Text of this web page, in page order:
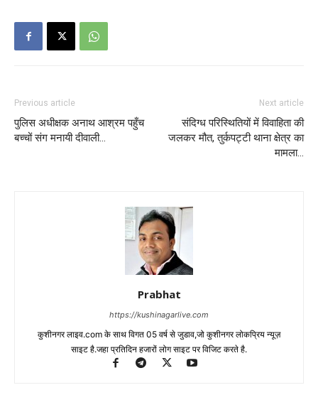
Previous article
पुलिस अधीक्षक अनाथ आश्रम पहुँच
बच्चों संग मनायी दीवाली…
Next article
संदिग्ध परिस्थितियों में विवाहिता की
जलकर मौत, तुर्कपट्टी थाना क्षेत्र का
मामला…
Prabhat
https://kushinagarlive.com
कुशीनगर लाइव.com के साथ विगत 05 वर्ष से जुडाव,जो कुशीनगर लोकप्रिय न्यूज़
साइट है.जहा प्रतिदिन हजारों लोग साइट पर विजिट करते है.